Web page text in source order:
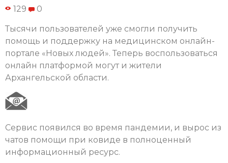
129 0
Тысячи пользователей уже смогли получить
помощь и поддержку на медицинском онлайн-
портале «Новых людей». Теперь воспользоваться
онлайн платформой могут и жители
Архангельской области.
Сервис появился во время пандемии, и вырос из
чатов помощи при ковиде в полноценный
информационный ресурс.